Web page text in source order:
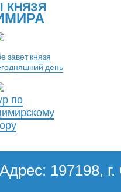
КНЯЗЯ
завет князя
день
по
Адрес: 197198,